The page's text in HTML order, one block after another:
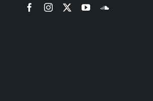
FacebookInstagramYouTubeSoundCloud